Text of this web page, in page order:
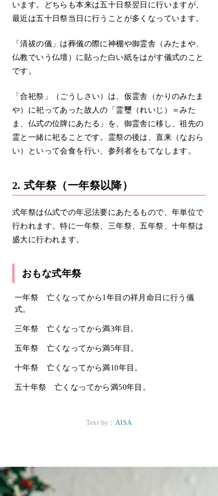
います。どちらも本来は五十日祭翌日に行いますが、
最近は五十日祭当日に行うことが多くなっています。
「清祓の儀」は葬儀の際に神棚や御霊舎（みたまや、
仏教でいう仏壇）に貼った白い紙をはがす儀式のこと
です。
「合祀祭」（ごうしさい）は、仮霊舎（かりのみたま
や）に祀ってあった故人の「霊璽（れいじ）＝みた
ま、仏式の位牌にあたる」を、御霊舎に移し、祖先の
霊と一緒に祀ることです。霊祭の後は、直来（なおら
い）といって会食を行い、参列者をもてなします。
2. 式年祭（一年祭以降）
式年祭は仏式での年忌法要にあたるもので、年単位で
行われます。特に一年祭、三年祭、五年祭、十年祭は
盛大に行われます。
おもな式年祭
一年祭 亡くなってから1年目の祥月命日に行う儀
式。
三年祭 亡くなってから満3年目。
五年祭 亡くなってから満5年目。
十年祭 亡くなってから満10年目。
五十年祭 亡くなってから満50年目。
Text by： AISA